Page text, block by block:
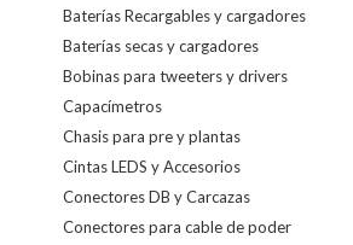
Baterías Recargables y cargadores
Baterías secas y cargadores
Bobinas para tweeters y drivers
Capacímetros
Chasis para pre y plantas
Cintas LEDS y Accesorios
Conectores DB y Carcazas
Conectores para cable de poder